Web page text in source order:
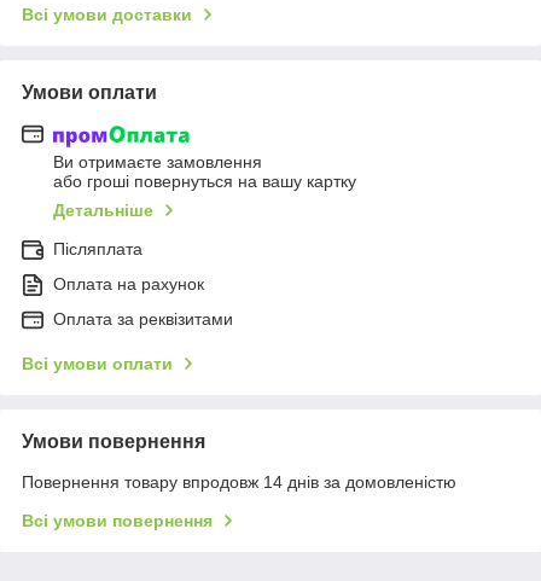
Всі умови доставки
Умови оплати
Ви отримаєте замовлення
або гроші повернуться на вашу картку
Детальніше
Післяплата
Оплата на рахунок
Оплата за реквізитами
Всі умови оплати
Умови повернення
Повернення товару впродовж 14 днів за домовленістю
Всі умови повернення